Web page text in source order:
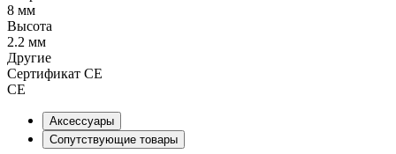
8 мм
Высота
2.2 мм
Другие
Сертификат CE
CE
Аксессуары
Сопутствующие товары